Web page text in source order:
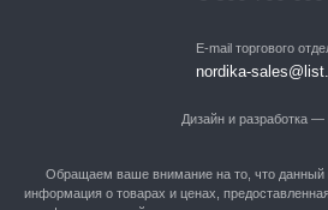
E-mail торгового
nordika-
Дизайн и разработка —
Обращаем ваше внимание на то, что данный
информация о товарах и ценах,